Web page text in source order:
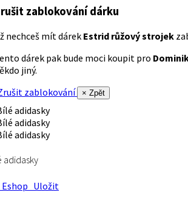
zablokování dárku
nechceš mít dárek Estrid růžový strojek
dárek pak bude moci koupit pro
jiný.
zablokování
× Zpět
adidasky
Uložit